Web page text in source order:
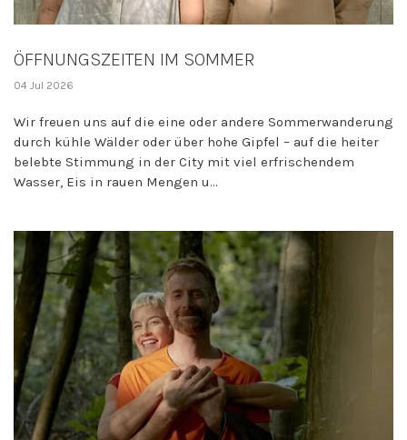
ÖFFNUNGSZEITEN IM SOMMER
04 Jul 2026
Wir freuen uns auf die eine oder andere Sommerwanderung
durch kühle Wälder oder über hohe Gipfel – auf die heiter
belebte Stimmung in der City mit viel erfrischendem
Wasser, Eis in rauen Mengen u...